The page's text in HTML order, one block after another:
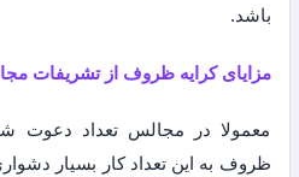
باشد.
مزایای کرایه ظروف از تشریفات
معمولا در مجالس تعداد دعوت
ظروف به این تعداد کار بسیار